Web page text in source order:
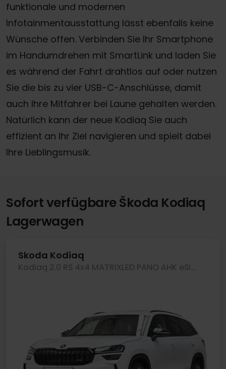
funktionale und modernen
Infotainmentausstattung lässt ebenfalls keine
Wünsche offen. Verbinden Sie Ihr Smartphone
im Handumdrehen mit SmartLink und laden Sie
es während der Fahrt drahtlos auf oder nutzen
Sie die bis zu vier USB-C-Anschlüsse, damit
auch Ihre Mitfahrer bei Laune gehalten werden.
Natürlich kann der neue Kodiaq Sie auch
effizient an Ihr Ziel navigieren und spielt dabei
Ihre Lieblingsmusik.
Sofort verfügbare Škoda Kodiaq
Lagerwagen
Skoda Kodiaq
Kodiaq 2.0 RS 4x4 MATRIXLED PANO AHK eSITZE